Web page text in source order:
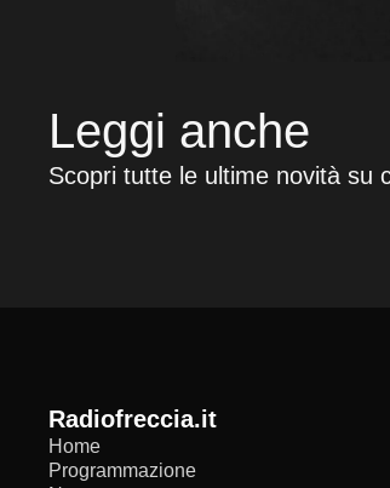
Leggi anche
Scopri tutte le ultime novità su
radiofreccia.it
Home
Programmazione